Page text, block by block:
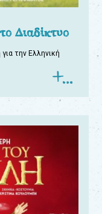
Διαδίκτυο
την Ελληνική